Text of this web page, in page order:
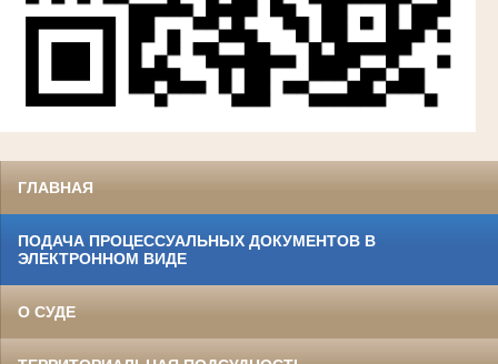
ГЛАВНАЯ
ПОДАЧА ПРОЦЕССУАЛЬНЫХ ДОКУМЕНТОВ В
ЭЛЕКТРОННОМ ВИДЕ
О СУДЕ